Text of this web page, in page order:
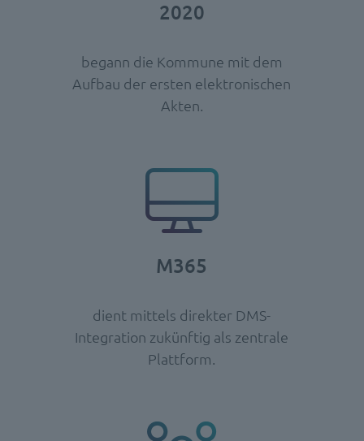
2020
begann die Kommune mit dem
Aufbau der ersten elektronischen
Akten.
M365
dient mittels direkter DMS-
Integration zukünftig als zentrale
Plattform.